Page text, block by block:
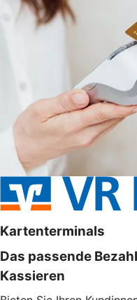
Kartenterminals
Das passende
Kassieren